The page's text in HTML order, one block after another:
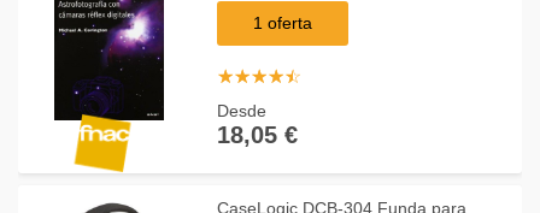
1 oferta
☆☆☆☆☆
★★★★★
Desde
18,05 €
CaseLogic DCB-304 Funda para